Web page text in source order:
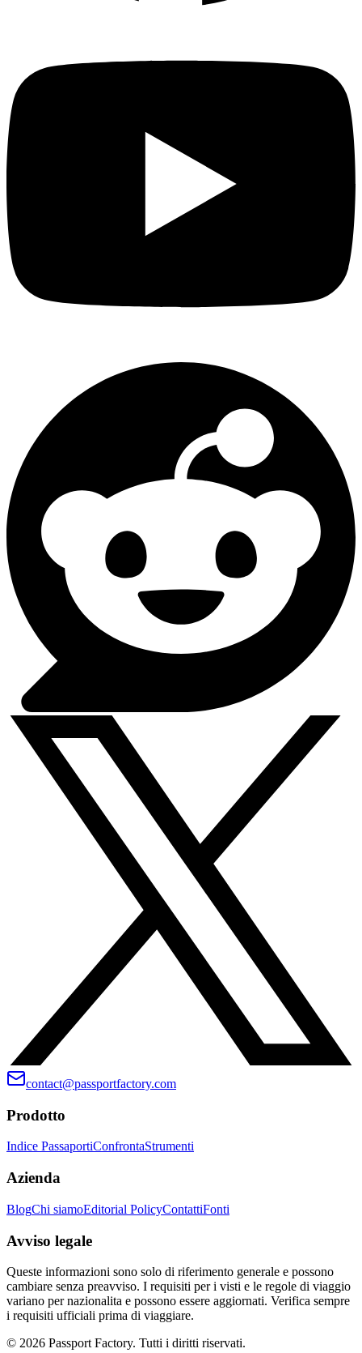
contact@passportfactory.com
Prodotto
Indice PassaportiConfrontaStrumenti
Azienda
BlogChi siamoEditorial PolicyContattiFonti
Avviso legale
Queste informazioni sono solo di riferimento generale e possono
cambiare senza preavviso. I requisiti per i visti e le regole di viaggio
variano per nazionalita e possono essere aggiornati. Verifica sempre
i requisiti ufficiali prima di viaggiare.
© 2026 Passport Factory. Tutti i diritti riservati.